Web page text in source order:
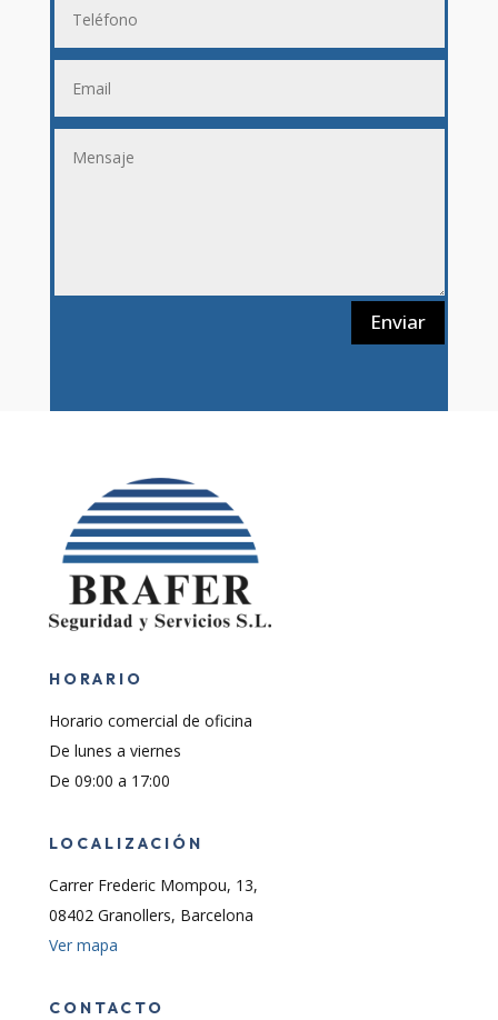
Enviar
HORARIO
Horario comercial de oficina
De lunes a viernes
De 09:00 a 17:00
LOCALIZACIÓN
Carrer Frederic Mompou, 13,
08402 Granollers, Barcelona
Ver mapa
CONTACTO